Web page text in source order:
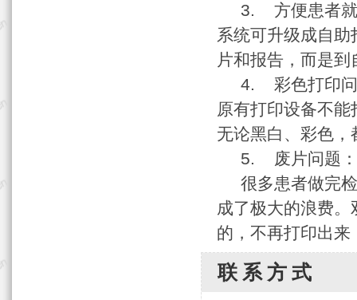
3. 方便患者就
系统可升级成自
片和报告，而是
4. 彩色打印问
原有打印设备不
无论黑白、彩色
5. 废片问题：
很多患者做完检
成了极大的浪费
的，不再打印出
联系方式